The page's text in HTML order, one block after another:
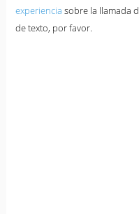
experiencia sobre la llamada
de texto, por favor.